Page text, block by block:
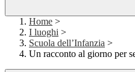
Home >
I luoghi >
Scuola dell’Infanzia >
Un racconto al giorno per